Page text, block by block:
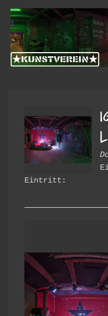
Zur
Hauptnavigation
springen
Zum
Inhalt
springen
Kunstverein
Hintere
Cramergasse
Eintritt: